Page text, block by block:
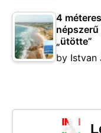
4
népszerű
„ütötte”
by Istvan